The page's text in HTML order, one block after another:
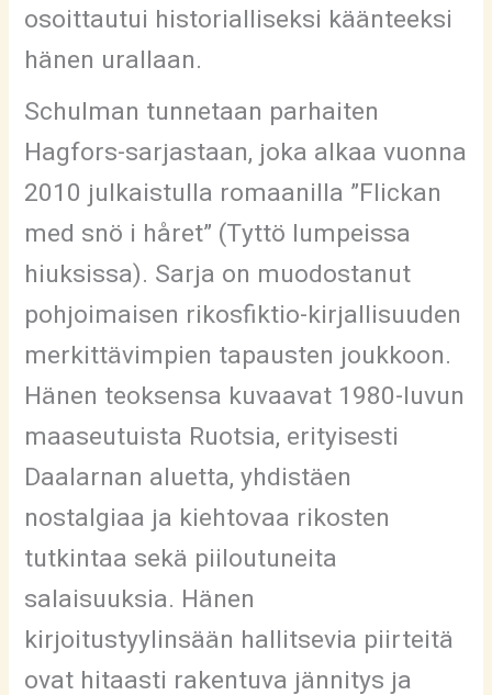
osoittautui historialliseksi käänteeksi
hänen urallaan.
Schulman tunnetaan parhaiten
Hagfors-sarjastaan, joka alkaa vuonna
2010 julkaistulla romaanilla ”Flickan
med snö i håret” (Tyttö lumpeissa
hiuksissa). Sarja on muodostanut
pohjoimaisen rikosfiktio-kirjallisuuden
merkittävimpien tapausten joukkoon.
Hänen teoksensa kuvaavat 1980-luvun
maaseutuista Ruotsia, erityisesti
Daalarnan aluetta, yhdistäen
nostalgiaa ja kiehtovaa rikosten
tutkintaa sekä piiloutuneita
salaisuuksia. Hänen
kirjoitustyylinsään hallitsevia piirteitä
ovat hitaasti rakentuva jännitys ja